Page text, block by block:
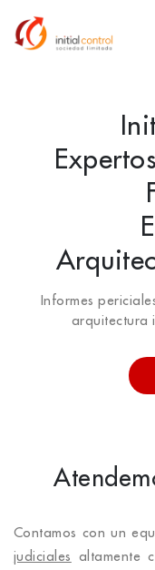
Informes
arquitectura
Contamos con un
judiciales altamente